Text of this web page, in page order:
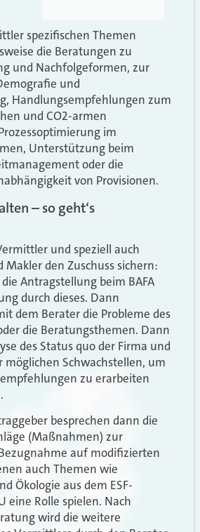
spezifischen Themen
die Beratungen zu
und Nachfolgeformen, zur
und
Handlungsempfehlungen zum
und CO2-armen
im
Unterstützung beim
oder die
von Provisionen.
– so geht‘s
und speziell auch
den Zuschuss sichern:
Antragstellung beim BAFA
durch dieses. Dann
dem Berater die Probleme des
die Beratungsthemen. Dann
des Status quo der Firma und
möglichen Schwachstellen, um
zu erarbeiten
besprechen dann die
(Maßnahmen) zur
auf modifizierten
auch Themen wie
Ökologie aus dem ESF-
eine Rolle spielen. Nach
wird die weitere